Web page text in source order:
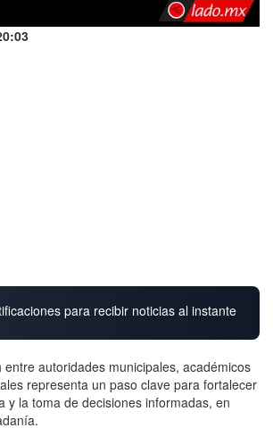
para recibir noticias al instante
autoridades municipales, académicos
representa un paso clave para fortalecer
y la toma de decisiones informadas, en